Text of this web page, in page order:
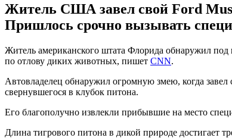
Житель США завел свой Ford
Пришлось срочно вызывать
Житель американского штата Флорида обнаружил
по отлову диких животных, пишет CNN.
Автовладелец обнаружил огромную змею, когда
свернувшегося в клубок питона.
Его благополучно извлекли прибывшие на место
Длина тигрового питона в дикой природе достигает